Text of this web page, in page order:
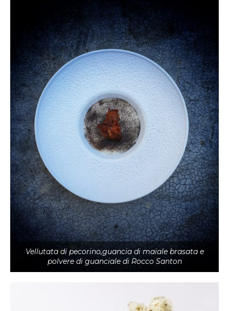
Vellutata di pecorino,guancia di maiale brasata e
polvere di guanciale di Rocco Santon